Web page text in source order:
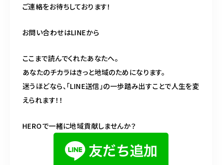
ご連絡をお待ちしております！
お問い合わせはLINEから
ここまで読んでくれたあなたへ。
あなたのチカラはきっと地域のためになります。
迷うほどなら、「LINE送信」の一歩踏み出すことで人生を変
えられます！！
HEROで一緒に地域貢献しませんか？